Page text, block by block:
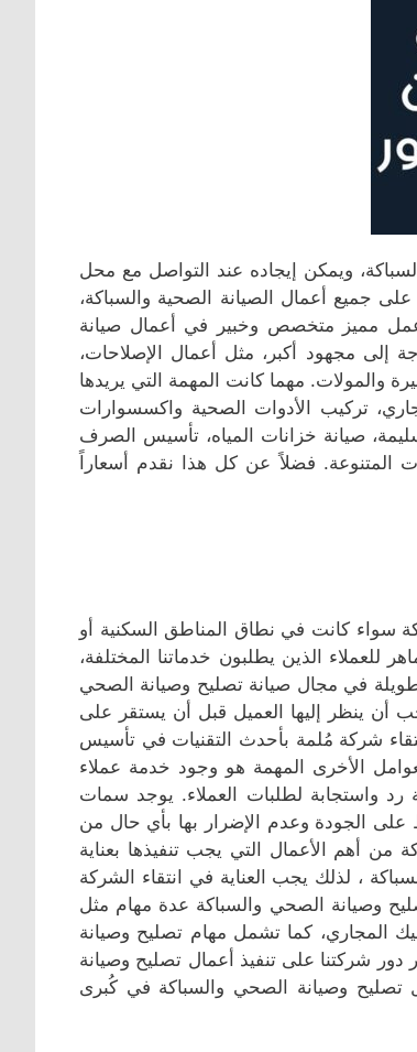
ويمكن إيجاده عند التواصل مع محل
جميع أعمال الصيانة الصحية والسباكة،
عمل مميز متخصص وخبير في أعمال صيانة
إلى مجهود أكبر، مثل أعمال الإصلاحات،
والمولات. مهما كانت المهمة التي يريدها
تركيب الأدوات الصحية واكسسوارات
صيانة خزانات المياه، تأسيس الصرف
المتنوعة. فضلاً عن كل هذا نقدم أسعاراً
سواء كانت في نطاق المناطق السكنية أو
للعملاء الذين يطلبون خدماتنا المختلفة،
في مجال صيانة تصليح وصيانة الصحي
أن ينظر إليها العميل قبل أن يستقر على
شركة مُلمة بأحدث التقنيات في تأسيس
الأخرى المهمة هو وجود خدمة عملاء
واستجابة لطلبات العملاء. يوجد سمات
على الجودة وعدم الإضرار بها بأي حال من
من أهم الأعمال التي يجب تنفيذها بعناية
، لذلك يجب العناية في انتقاء الشركة
وصيانة الصحي والسباكة عدة مهام مثل
المجاري، كما تشمل مهام تصليح وصيانة
دور شركتنا على تنفيذ أعمال تصليح وصيانة
تصليح وصيانة الصحي والسباكة في كُبرى